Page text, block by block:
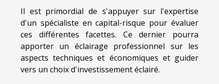
Il est primordial de s'appuyer sur l'expertise
d'un spécialiste en capital-risque pour évaluer
ces différentes facettes. Ce dernier pourra
apporter un éclairage professionnel sur les
aspects techniques et économiques et guider
vers un choix d'investissement éclairé.